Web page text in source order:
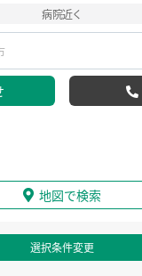
病院近く
地図で検索
選択条件変更